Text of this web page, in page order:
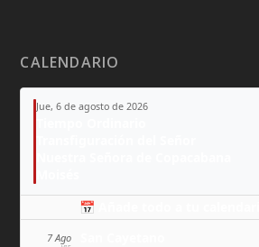
CALENDARIO
Jue, 6 de agosto de 2026
📅 Añade todo a tu
7 Ago